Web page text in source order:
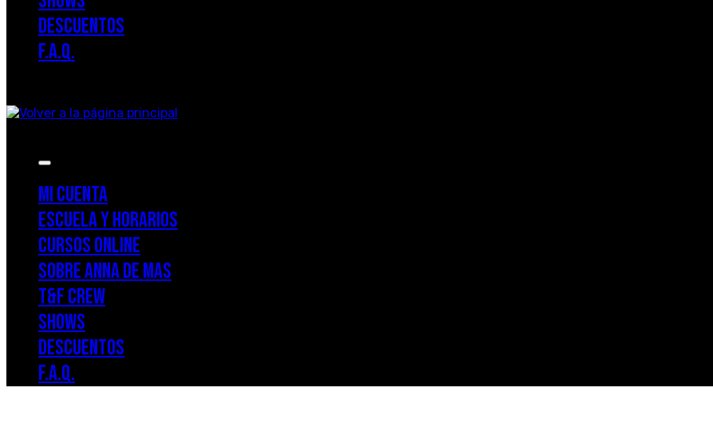
DESCUENTOS
F.A.Q.
Menu
MI CUENTA
ESCUELA Y HORARIOS
CURSOS ONLINE
SOBRE ANNA DE MAS
T&F CREW
SHOWS
DESCUENTOS
F.A.Q.